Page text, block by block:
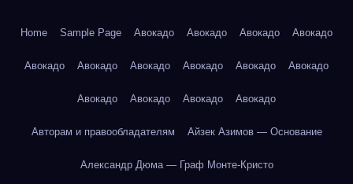
Home Sample Page Авокадо Авокадо Авокадо Авокадо
Авокадо Авокадо Авокадо Авокадо Авокадо Авокадо
Авокадо Авокадо Авокадо Авокадо
Авторам и правообладателям Айзек Азимов — Основание
Александр Дюма — Граф Монте-Кристо